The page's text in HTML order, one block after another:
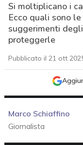
Si moltiplicano i
Ecco quali sono
suggerimenti
proteggerle
Pubblicato il 21 ott
Marco Schiaffino
Giornalista